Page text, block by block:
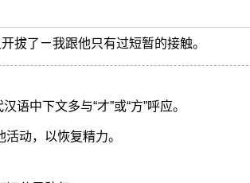
拔了ㄧ我跟他只有过短暂的接触。
语中下文多与“才”或“方”呼应。
动，以恢复精力。